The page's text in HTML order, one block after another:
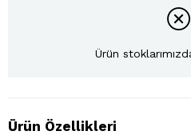
Ürün
Ürün Özellikleri